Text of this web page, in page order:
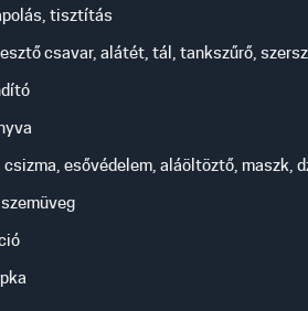
tisztítás
csavar, alátét, tál, tankszűrő,
csizma, esővédelem, aláöltöztő, maszk,